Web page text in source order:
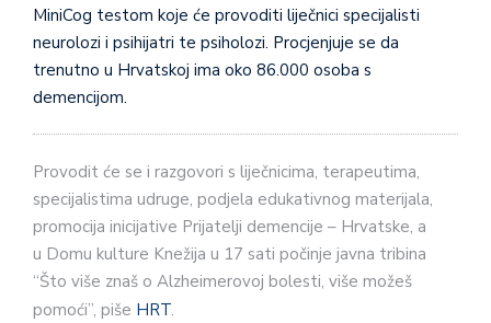
MiniCog testom koje će provoditi liječnici specijalisti
neurolozi i psihijatri te psiholozi. Procjenjuje se da
trenutno u Hrvatskoj ima oko 86.000 osoba s
demencijom.
Provodit će se i razgovori s liječnicima, terapeutima,
specijalistima udruge, podjela edukativnog materijala,
promocija inicijative Prijatelji demencije – Hrvatske, a
u Domu kulture Knežija u 17 sati počinje javna tribina
“Što više znaš o Alzheimerovoj bolesti, više možeš
pomoći”, piše HRT.